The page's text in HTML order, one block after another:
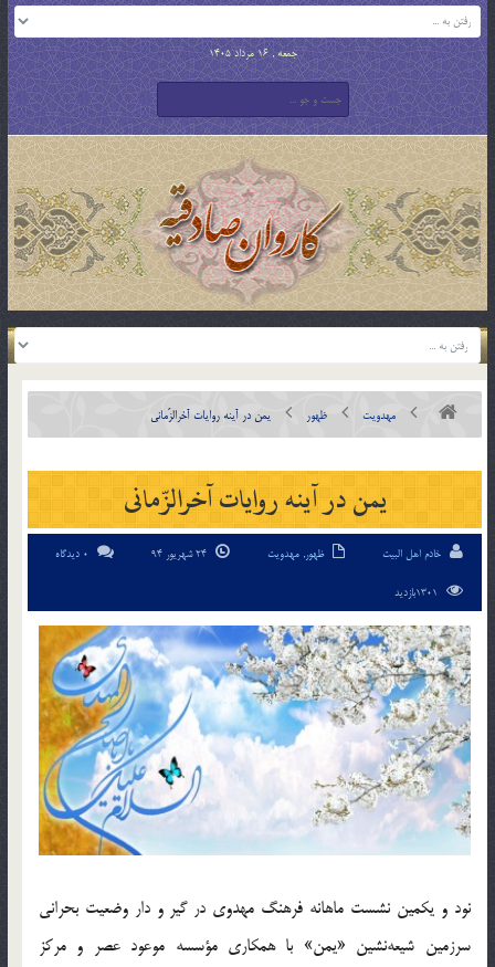
جمعه , 16 مرداد 1405
مهدویت ظهور یمن در آینه روایات آخرالزّمانی
یمن در آینه روایات آخرالزّمانی
خادم اهل البیت ظهور, مهدویت 0 دیدگاه
نود و یکمین نشست ماهانه فرهنگ مهدوی در گیر و دار وضعیت بحرانی
سرزمین شیعه‌نشین «یمن» با همکاری مؤسسه موعود عصر و مرکز